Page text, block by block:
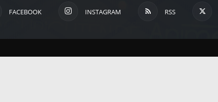
FACEBOOK INSTAGRAM RSS